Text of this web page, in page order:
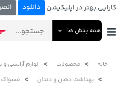
کارایی بهتر در اپلیکیشن دانلود
همه بخش ها
خانه محصولات لوازم آرایشی
بهداشت دهان و دندان
مسواک